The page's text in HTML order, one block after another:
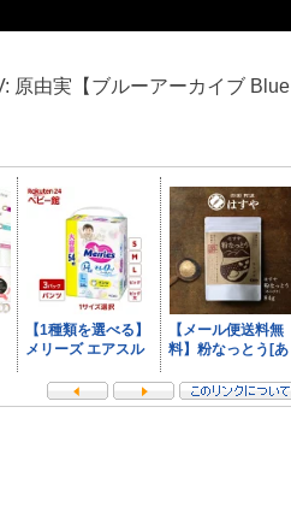
原由実【ブルーアーカイブ Blue